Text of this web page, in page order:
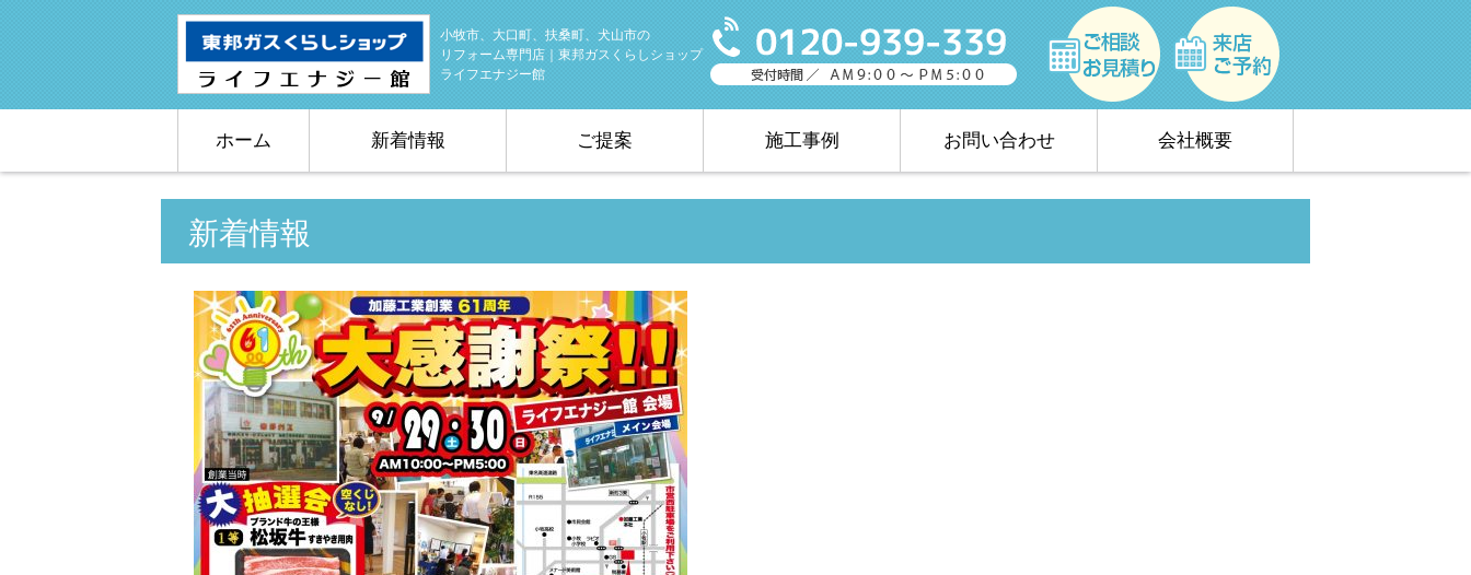
小牧市、大口町、扶桑町、犬山市の
リフォーム専門店｜東邦ガスくらしショップ
ライフエナジー館
ホーム 新着情報 ご提案 施工事例 お問い合わせ 会社概要
新着情報